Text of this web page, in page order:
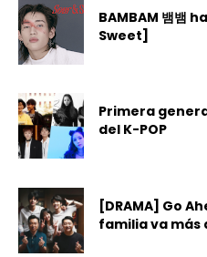
BAMBAM 뱀뱀
Sweet]
Primera
del K-POP
[DRAMA] Go
familia va más